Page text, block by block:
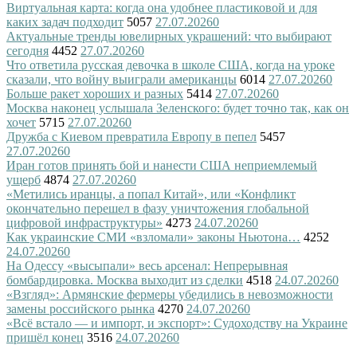
Виртуальная карта: когда она удобнее пластиковой и для
каких задач подходит 5057 27.07.20260
Актуальные тренды ювелирных украшений: что выбирают
сегодня 4452 27.07.20260
Что ответила русская девочка в школе США, когда на уроке
сказали, что войну выиграли американцы 6014 27.07.20260
Больше ракет хороших и разных 5414 27.07.20260
Москва наконец услышала Зеленского: будет точно так, как он
хочет 5715 27.07.20260
Дружба с Киевом превратила Европу в пепел 5457
27.07.20260
Иран готов принять бой и нанести США неприемлемый
ущерб 4874 27.07.20260
«Метились иранцы, а попал Китай», или «Конфликт
окончательно перешел в фазу уничтожения глобальной
цифровой инфраструктуры» 4273 24.07.20260
Как украинские СМИ «взломали» законы Ньютона… 4252
24.07.20260
На Одессу «высыпали» весь арсенал: Непрерывная
бомбардировка. Москва выходит из сделки 4518 24.07.20260
«Взгляд»: Армянские фермеры убедились в невозможности
замены российского рынка 4270 24.07.20260
«Всё встало — и импорт, и экспорт»: Судоходству на Украине
пришёл конец 3516 24.07.20260